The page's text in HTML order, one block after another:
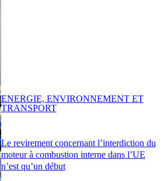
Le revirement concernant l’interdiction du
moteur à combustion interne dans l’UE
n’est qu’un début
ENERGIE, ENVIRONNEMENT ET
TRANSPORT